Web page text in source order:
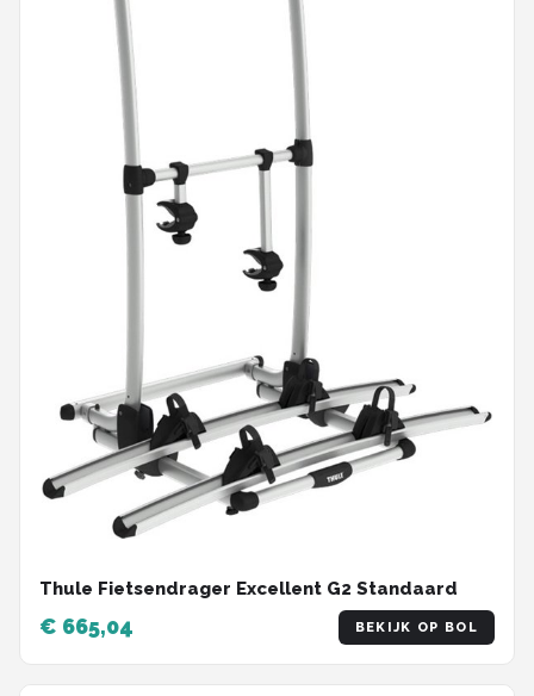
Thule Fietsendrager Excellent G2 Standaard
€ 665,04 BEKIJK OP BOL